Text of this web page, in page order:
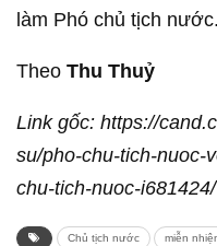
làm Phó chủ tịch nước.
Theo Thu Thuỷ
Link gốc: https://
su/pho-chu-tich-nuoc-
chu-tich-nuoc-i681424/
Chủ tịch nước miễn